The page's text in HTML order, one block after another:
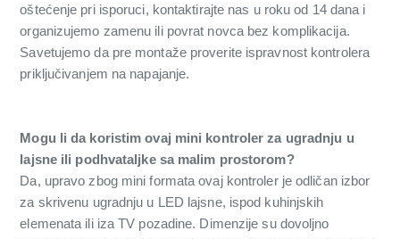
oštećenje pri isporuci, kontaktirajte nas u roku od 14 dana i
organizujemo zamenu ili povrat novca bez komplikacija.
Savetujemo da pre montaže proverite ispravnost kontrolera
priključivanjem na napajanje.
Mogu li da koristim ovaj mini kontroler za ugradnju u
lajsne ili podhvataljke sa malim prostorom?
Da, upravo zbog mini formata ovaj kontroler je odličan izbor
za skrivenu ugradnju u LED lajsne, ispod kuhinjskih
elemenata ili iza TV pozadine. Dimenzije su dovoljno